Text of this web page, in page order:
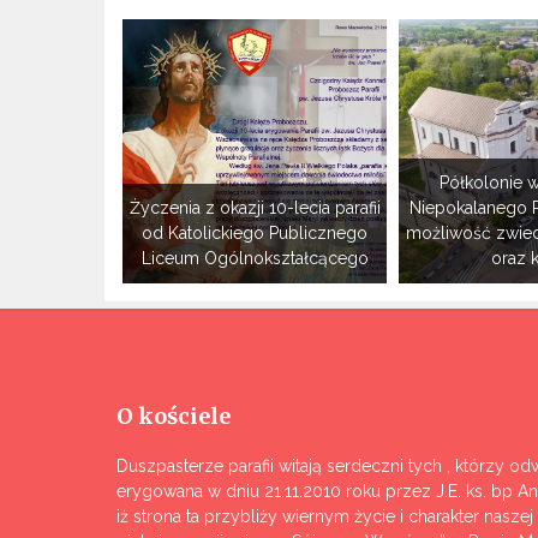
Życzenia z okazji 10-lecia parafii
od Katolickiego Publicznego
Liceum Ogólnokształcącego
Półkolonie
Niepokalanego
możliwość
oraz
O kościele
Duszpasterze parafii witają serdeczni tych , którzy
erygowana w dniu 21.11.2010 roku przez J.E. ks. bp
iż strona ta przybliży wiernym życie i charakter